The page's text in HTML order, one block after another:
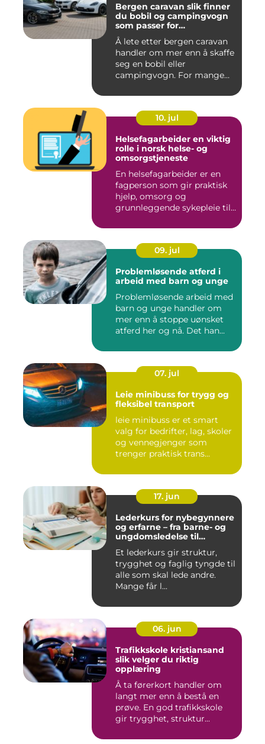
Bergen caravan slik finner
du bobil og campingvogn
som passer for
vestlandsværet
Å lete etter bergen caravan
handler om mer enn å skaffe
seg en bobil eller
campingvogn. For mange
10. jul
Helsefagarbeider en viktig
rolle i norsk helse- og
omsorgstjeneste
En helsefagarbeider er en
fagperson som gir praktisk
hjelp, omsorg og
grunnleggende sykepleie til
09. jul
Problemløsende atferd i
arbeid med barn og unge
Problemløsende arbeid med
barn og unge handler om
mer enn å stoppe uønsket
atferd her og nå. Det han...
07. jul
Leie minibuss for trygg og
fleksibel transport
leie minibuss er et smart
valg for bedrifter, lag, skoler
og vennegjenger som
trenger praktisk trans...
17. jun
Lederkurs for nybegynnere
og erfarne – fra barne- og
ungdomsledelse til
Et lederkurs gir struktur,
trygghet og faglig tyngde til
alle som skal lede andre.
Mange får l...
06. jun
Trafikkskole kristiansand
slik velger du riktig
opplæring
Å ta førerkort handler om
langt mer enn å bestå en
prøve. En god trafikkskole
gir trygghet, struktur...